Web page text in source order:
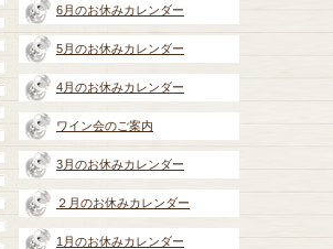
6月のお休みカレンダー
5月のお休みカレンダー
4月のお休みカレンダー
ワイン会のご案内
3月のお休みカレンダー
２月のお休みカレンダー
1月のお休みカレンダー